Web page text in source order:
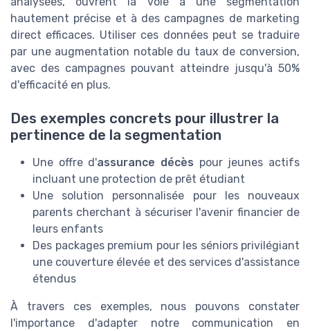
hautement précise et à des campagnes de marketing
direct efficaces. Utiliser ces données peut se traduire
par une augmentation notable du taux de conversion,
avec des campagnes pouvant atteindre jusqu'à 50%
d'efficacité en plus.
Des exemples concrets pour illustrer la
pertinence de la segmentation
Une offre d'assurance décès pour jeunes actifs
incluant une protection de prêt étudiant
Une solution personnalisée pour les nouveaux
parents cherchant à sécuriser l'avenir financier de
leurs enfants
Des packages premium pour les séniors privilégiant
une couverture élevée et des services d'assistance
étendus
À travers ces exemples, nous pouvons constater
l'importance d'adapter notre communication en